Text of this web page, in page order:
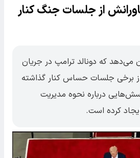
از جلسات جنگ کنار
می‌دهد که دونالد ترامپ در جریان
برخی جلسات حساس کنار گذاشته
درباره نحوه مدیریت
کرده است.